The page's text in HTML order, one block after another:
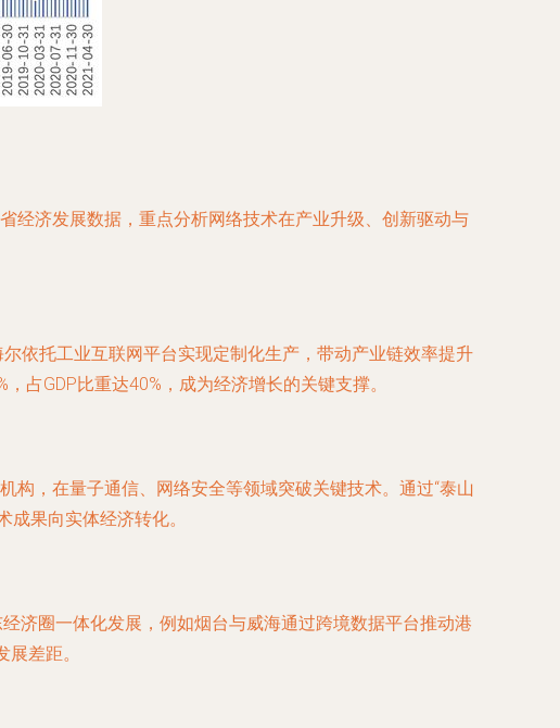
经济发展数据，重点分析网络技术在产业升级、创新驱动与
依托工业互联网平台实现定制化生产，带动产业链效率提升
占GDP比重达40%，成为经济增长的关键支撑。
构，在量子通信、网络安全等领域突破关键技术。通过“泰山
果向实体经济转化。
济圈一体化发展，例如烟台与威海通过跨境数据平台推动港
差距。